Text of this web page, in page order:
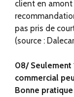
client en amont
pas pris de
(source :
08/ Seulement
commercial
Bonne pratique